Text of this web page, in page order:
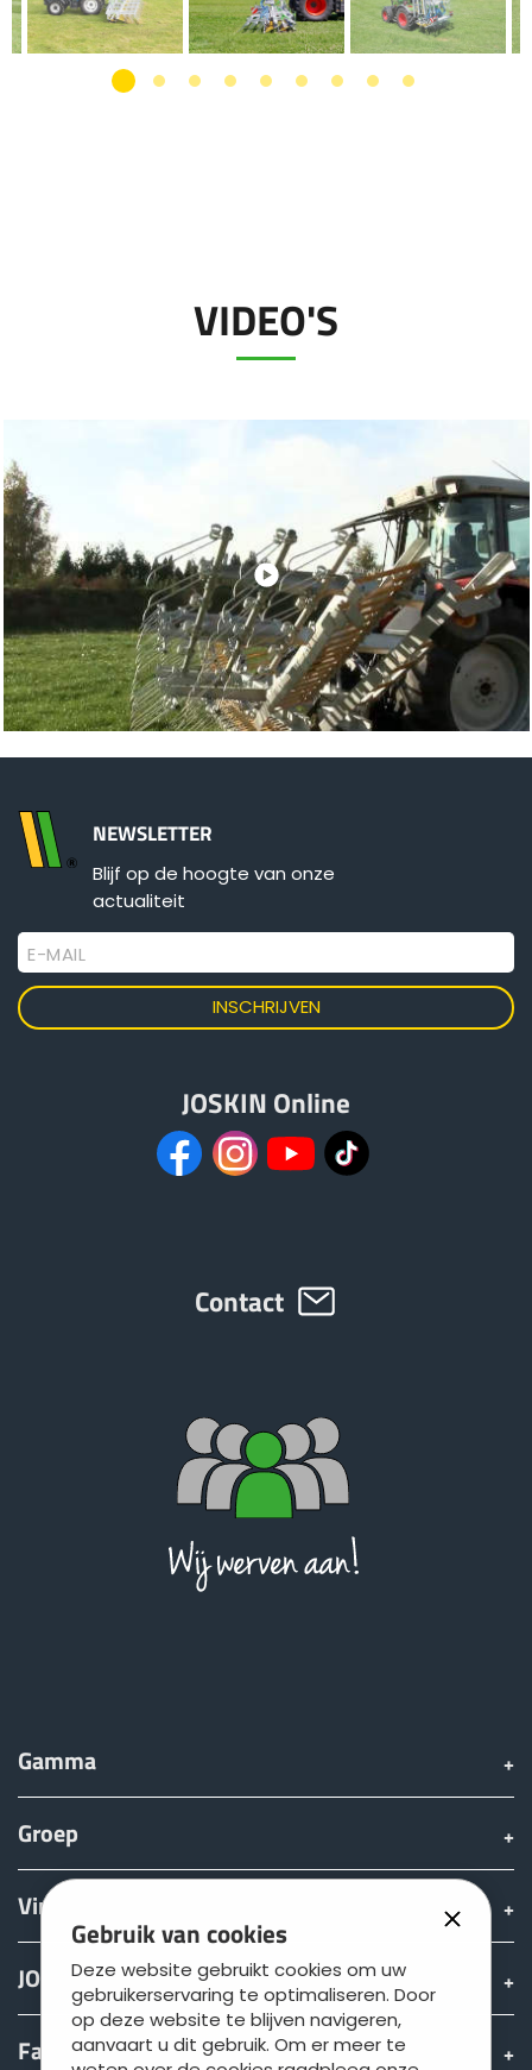
Gebruik van cookies
Deze website gebruikt cookies om uw
gebruikerservaring te optimaliseren. Door
op deze website te blijven navigeren,
aanvaart u dit gebruik. Om er meer te
VIDEO'S
NEWSLETTER
Blijf op de hoogte van onze
actualiteit
E-MAIL
JOSKIN Online
Contact
Gamma
Groep
Vinden & Kopen
JOSKIN wereld
Fan shop